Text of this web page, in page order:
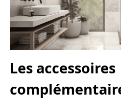
Les accessoires